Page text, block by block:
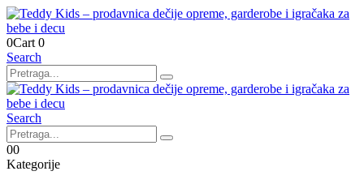
0Cart 0
Search
Search
00
Kategorije